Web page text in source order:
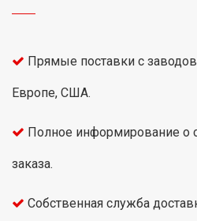
Прямые поставки с
Европе, США.
Полное информирование о
заказа.
Собственная служба